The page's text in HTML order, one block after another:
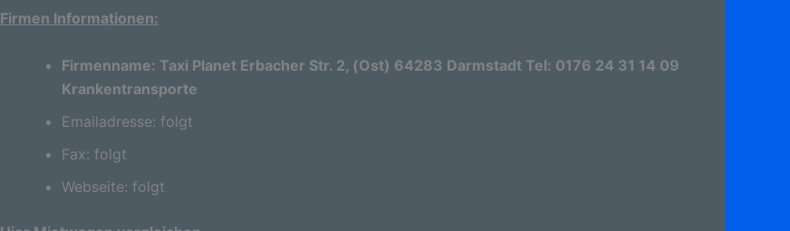
Firmen Informationen:
Firmenname: Taxi Planet Erbacher Str. 2, (Ost) 64283 Darmstadt Tel: 0176 24 31 14 09
Krankentransporte
Emailadresse: folgt
Fax: folgt
Webseite: folgt